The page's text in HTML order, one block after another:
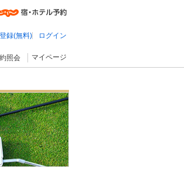
録(無料) ログイン
照会 マイページ